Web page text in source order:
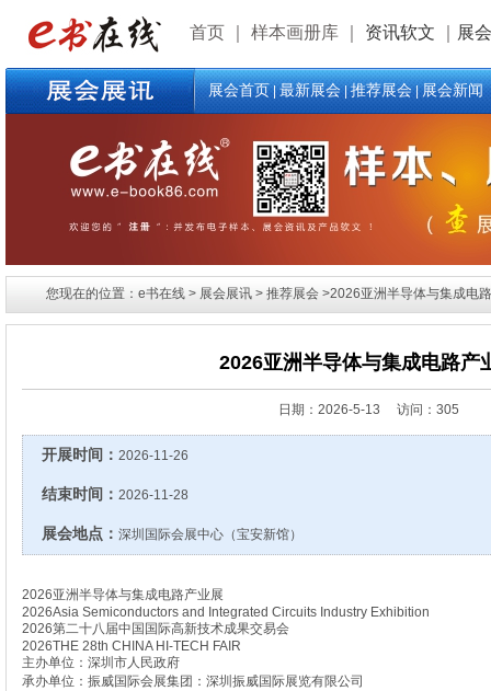
首页 样本画册库 资讯软文 展
展会首页|最新展会|推荐展会|展会新闻
您现在的位置：e书在线 > 展会展讯 > 推荐展会 >2026亚洲半导体与集成电
2026亚洲半导体与集成电路产
日期： 2026-5-13 访问：305
开展时间： 2026-11-26
结束时间： 2026-11-28
展会地点： 深圳国际会展中心（宝安新馆）
2026亚洲半导体与集成电路产业展
2026Asia Semiconductors and Integrated Circuits Industry Exhibition
2026第二十八届中国国际高新技术成果交易会
2026THE 28th CHINA HI-TECH FAIR
主办单位：深圳市人民政府
承办单位：振威国际会展集团：深圳振威国际展览有限公司